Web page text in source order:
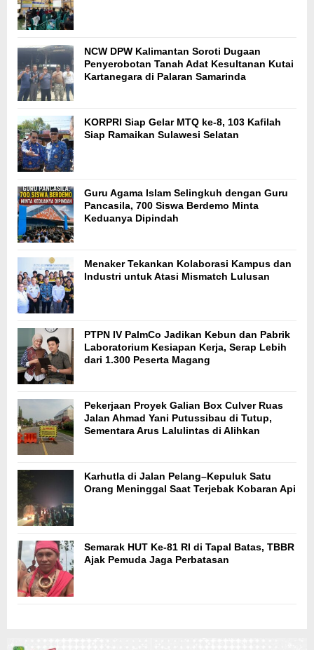
NCW DPW Kalimantan Soroti Dugaan
Penyerobotan Tanah Adat Kesultanan Kutai
Kartanegara di Palaran Samarinda
KORPRI Siap Gelar MTQ ke-8, 103 Kafilah
Siap Ramaikan Sulawesi Selatan
Guru Agama Islam Selingkuh dengan Guru
Pancasila, 700 Siswa Berdemo Minta
Keduanya Dipindah
Menaker Tekankan Kolaborasi Kampus dan
Industri untuk Atasi Mismatch Lulusan
PTPN IV PalmCo Jadikan Kebun dan Pabrik
Laboratorium Kesiapan Kerja, Serap Lebih
dari 1.300 Peserta Magang
Pekerjaan Proyek Galian Box Culver Ruas
Jalan Ahmad Yani Putussibau di Tutup,
Sementara Arus Lalulintas di Alihkan
Karhutla di Jalan Pelang–Kepuluk Satu
Orang Meninggal Saat Terjebak Kobaran Api
Semarak HUT Ke-81 RI di Tapal Batas, TBBR
Ajak Pemuda Jaga Perbatasan